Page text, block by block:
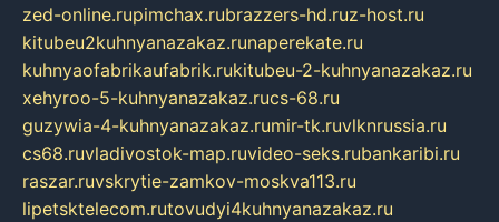
zed-online.rupimchax.rubrazzers-hd.ruz-host.ru
kitubeu2kuhnyanazakaz.runaperekate.ru
kuhnyaofabrikaufabrik.rukitubeu-2-kuhnyanazakaz.ru
xehyroo-5-kuhnyanazakaz.rucs-68.ru
guzywia-4-kuhnyanazakaz.rumir-tk.ruvlknrussia.ru
cs68.ruvladivostok-map.ruvideo-seks.rubankaribi.ru
raszar.ruvskrytie-zamkov-moskva113.ru
lipetsktelecom.rutovudyi4kuhnyanazakaz.ru